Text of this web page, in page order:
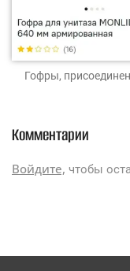
Гофры,
Комментарии
Войдите, чтобы